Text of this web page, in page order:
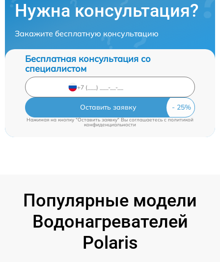
Нужна консультация?
Закажите бесплатную консультацию
Бесплатная консультация со
специалистом
Оставить заявку
Нажимая на кнопку "Оставить заявку" Вы соглашаетесь cполитикой
конфиденциальности
Популярные модели
Водонагревателей
Polaris